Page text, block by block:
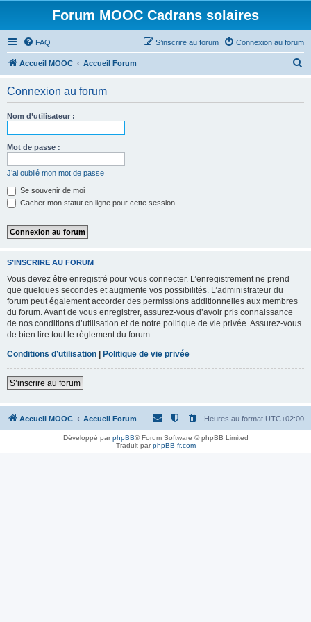
Forum MOOC Cadrans solaires
FAQ Connexion au forum
S’inscrire au forum
Accueil MOOC Accueil Forum
Connexion au forum
Nom d’utilisateur :
Mot de passe :
J’ai oublié mon mot de passe
Se souvenir de moi
Cacher mon statut en ligne pour cette session
S’INSCRIRE AU FORUM
Vous devez être enregistré pour vous connecter. L’enregistrement ne prend
que quelques secondes et augmente vos possibilités. L’administrateur du
forum peut également accorder des permissions additionnelles aux membres
du forum. Avant de vous enregistrer, assurez-vous d’avoir pris connaissance
de nos conditions d’utilisation et de notre politique de vie privée. Assurez-vous
de bien lire tout le règlement du forum.
Conditions d’utilisation | Politique de vie privée
S’inscrire au forum
Accueil MOOC Accueil Forum Heures au format UTC+02:00
Développé parphpBB® Forum Software © phpBB Limited
Traduit parphpBB-fr.com